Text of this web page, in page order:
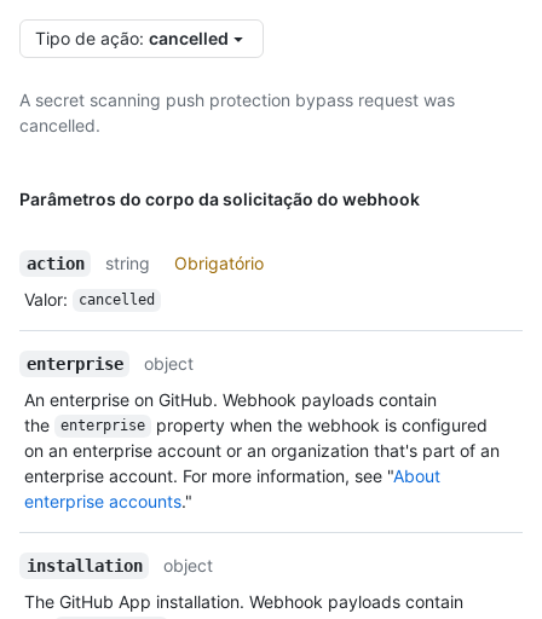
Tipo de ação: cancelled
A secret scanning push protection bypass request was
cancelled.
Parâmetros do corpo da solicitação do webhook
action string
Obrigatório
Valor: cancelled
enterprise
object
An enterprise on GitHub. Webhook payloads contain
the
enterprise
property when the webhook is configured
on an enterprise account or an organization that's part of an
enterprise account. For more information, see "About
enterprise accounts."
installation
object
The GitHub App installation. Webhook payloads contain